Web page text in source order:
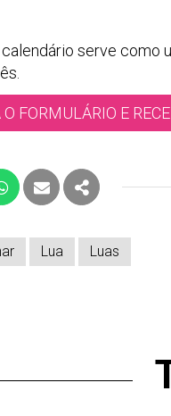
serve como
O FORMULÁRIO E
WHATSAPP
E-MAILPARTILHAR
Lua Luas